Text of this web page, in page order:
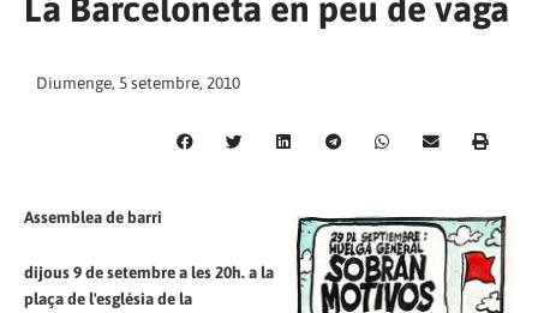
La Barceloneta en peu de vaga
Diumenge, 5 setembre, 2010
Assemblea de barri
dijous 9 de setembre a les 20h. a la
plaça de l'església de la